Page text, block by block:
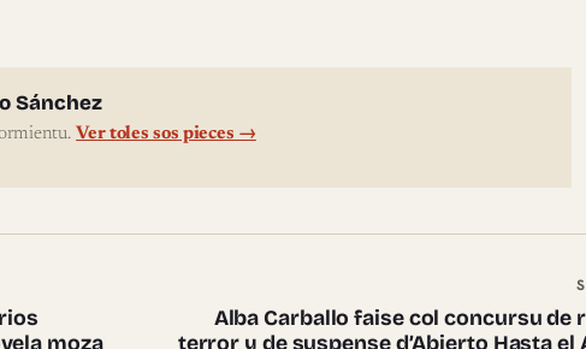
Sánchez
Ver toles sos pieces →
Alba Carballo faise col concursu de